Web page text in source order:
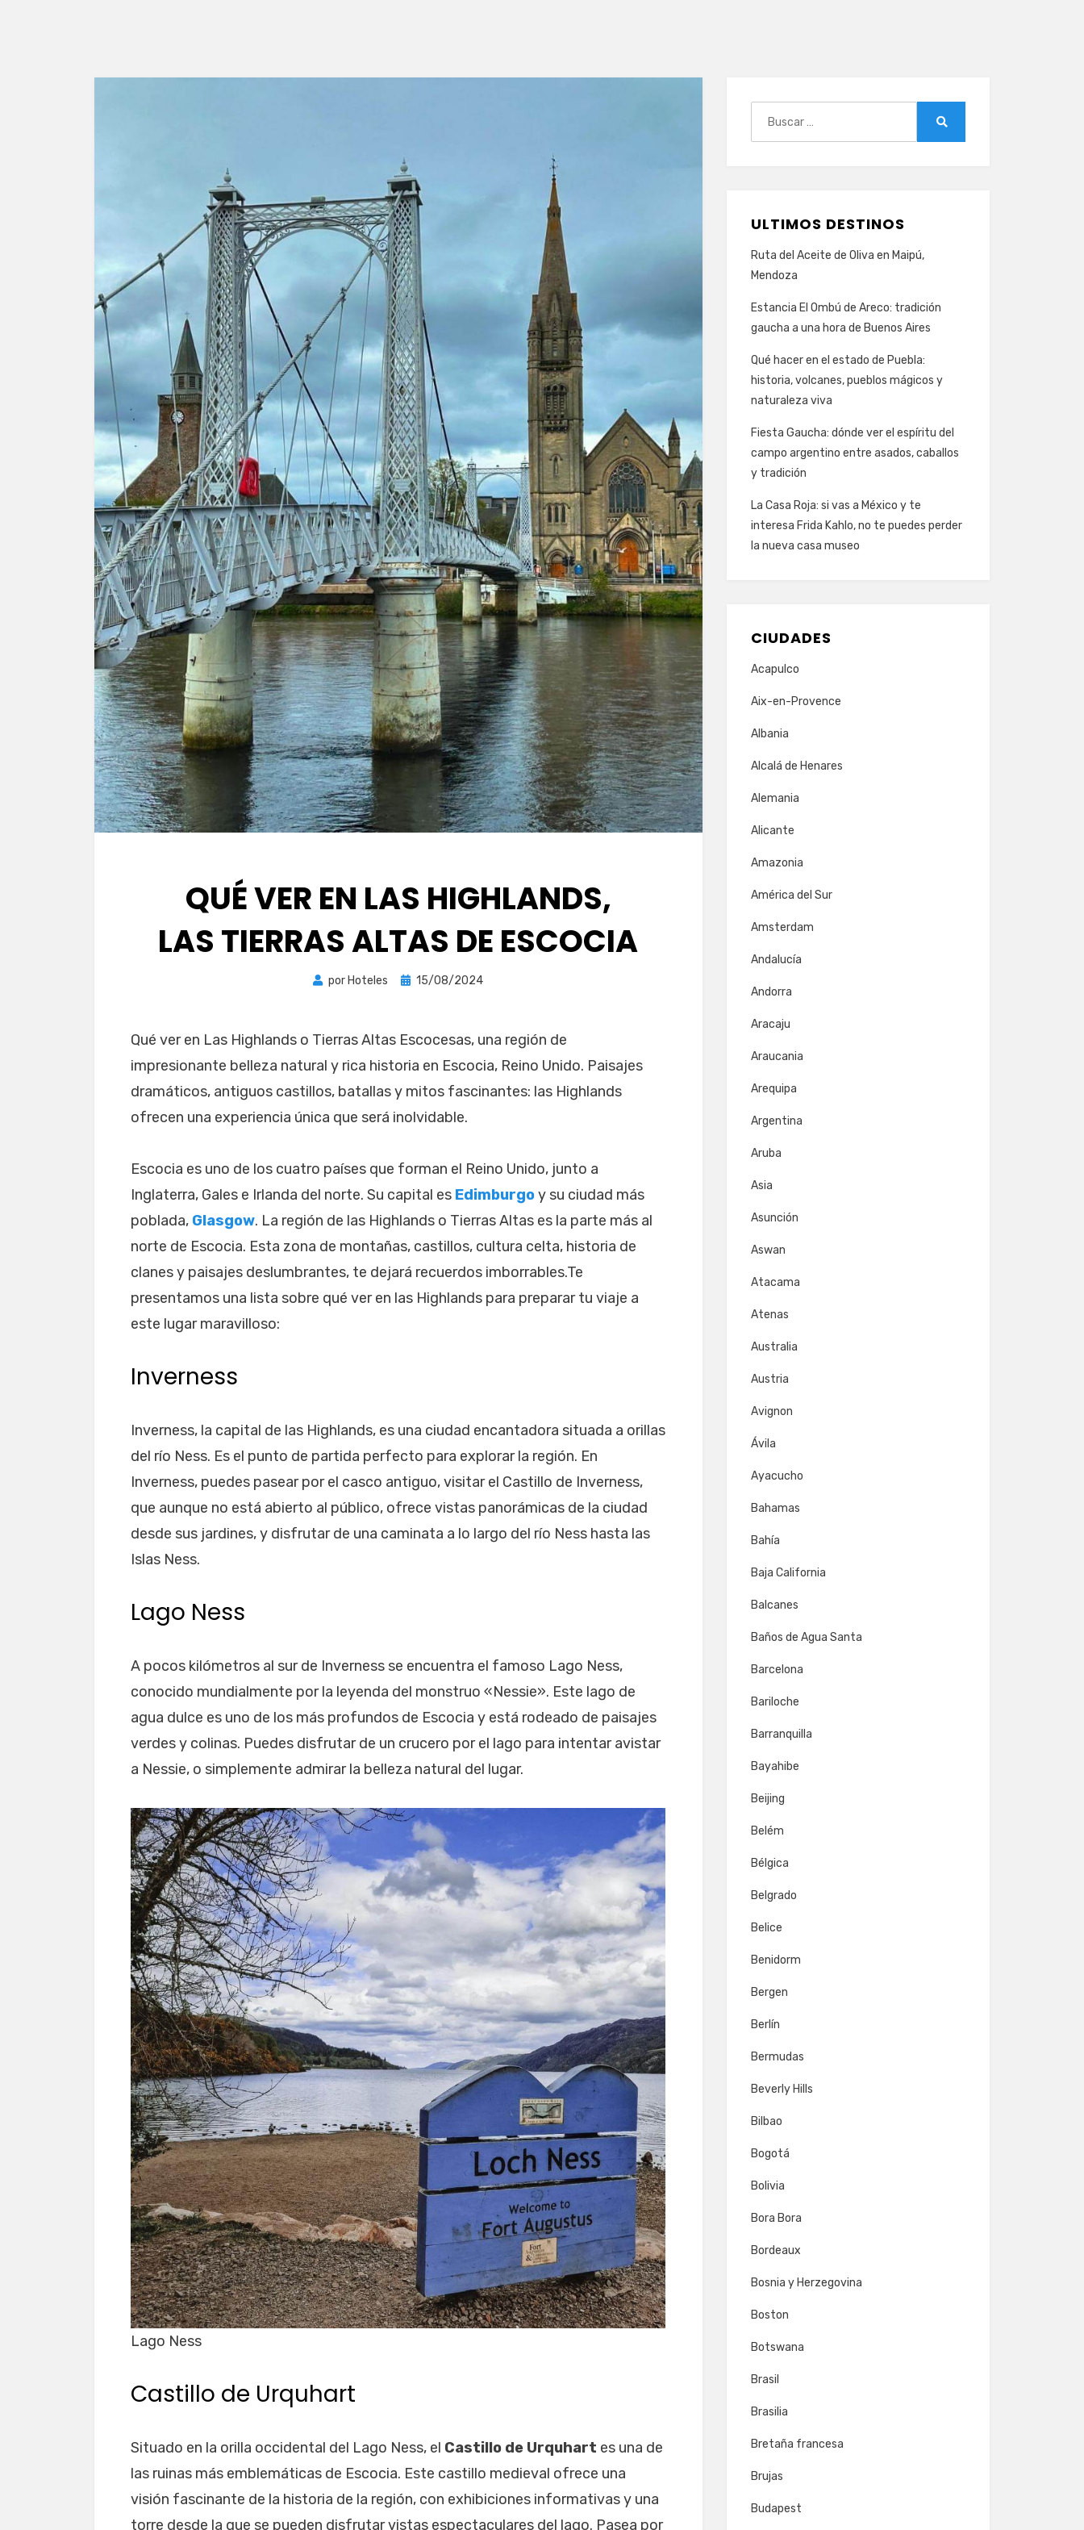
QUÉ VER EN LAS HIGHLANDS,
LAS TIERRAS ALTAS DE ESCOCIA
por Hoteles
Publicada
15/08/2024
Qué ver en Las Highlands o Tierras Altas Escocesas, una región de
impresionante belleza natural y rica historia en Escocia, Reino Unido. Paisajes
dramáticos, antiguos castillos, batallas y mitos fascinantes: las Highlands
ofrecen una experiencia única que será inolvidable.
Escocia es uno de los cuatro países que forman el Reino Unido, junto a
Inglaterra, Gales e Irlanda del norte. Su capital es Edimburgoy su ciudad más
poblada, Glasgow. La región de las Highlands o Tierras Altas es la parte más al
norte de Escocia. Esta zona de montañas, castillos, cultura celta, historia de
clanes y paisajes deslumbrantes, te dejará recuerdos imborrables.Te
presentamos una lista sobre qué ver en las Highlands para preparar tu viaje a
este lugar maravilloso:
Inverness
Inverness, la capital de las Highlands, es una ciudad encantadora situada a orillas
del río Ness. Es el punto de partida perfecto para explorar la región. En
Inverness, puedes pasear por el casco antiguo, visitar el Castillo de Inverness,
que aunque no está abierto al público, ofrece vistas panorámicas de la ciudad
desde sus jardines, y disfrutar de una caminata a lo largo del río Ness hasta las
Islas Ness.
Lago Ness
A pocos kilómetros al sur de Inverness se encuentra el famoso Lago Ness,
conocido mundialmente por la leyenda del monstruo «Nessie». Este lago de
agua dulce es uno de los más profundos de Escocia y está rodeado de paisajes
verdes y colinas. Puedes disfrutar de un crucero por el lago para intentar avistar
a Nessie, o simplemente admirar la belleza natural del lugar.
Lago Ness
Castillo de Urquhart
Situado en la orilla occidental del Lago Ness, el Castillo de Urquhart es una de
las ruinas más emblemáticas de Escocia. Este castillo medieval ofrece una
visión fascinante de la historia de la región, con exhibiciones informativas y una
torre desde la que se pueden disfrutar vistas espectaculares del lago. Pasea por
ULTIMOS DESTINOS
Ruta del Aceite de Oliva en Maipú,
Mendoza
Estancia El Ombú de Areco: tradición
gaucha a una hora de Buenos Aires
Qué hacer en el estado de Puebla:
historia, volcanes, pueblos mágicos y
naturaleza viva
Fiesta Gaucha: dónde ver el espíritu del
campo argentino entre asados, caballos
y tradición
La Casa Roja: si vas a México y te
interesa Frida Kahlo, no te puedes perder
la nueva casa museo
CIUDADES
Acapulco
Aix-en-Provence
Albania
Alcalá de Henares
Alemania
Alicante
Amazonia
América del Sur
Amsterdam
Andalucía
Andorra
Aracaju
Araucania
Arequipa
Argentina
Aruba
Asia
Asunción
Aswan
Atacama
Atenas
Australia
Austria
Avignon
Ávila
Ayacucho
Bahamas
Bahía
Baja California
Balcanes
Baños de Agua Santa
Barcelona
Bariloche
Barranquilla
Bayahibe
Beijing
Belém
Bélgica
Belgrado
Belice
Benidorm
Bergen
Berlín
Bermudas
Beverly Hills
Bilbao
Bogotá
Bolivia
Bora Bora
Bordeaux
Bosnia y Herzegovina
Boston
Botswana
Brasil
Brasilia
Bretaña francesa
Brujas
Budapest